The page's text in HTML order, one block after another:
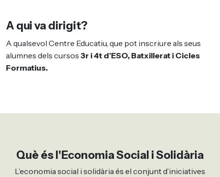
A qui va dirigit?
A qualsevol Centre Educatiu, que pot inscriure als seus
alumnes dels cursos 3r i 4t d’ESO, Batxillerat i Cicles
Formatius.
Què és l'Economia Social i Solidària
L’economia social i solidària és el conjunt d’iniciatives